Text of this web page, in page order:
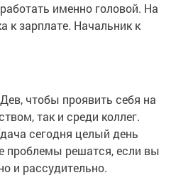
именно головой. На
к зарплате. Начальник к
чтобы проявить себя на
так и среди коллег.
сегодня целый день
проблемы решатся, если вы
и рассудительно.